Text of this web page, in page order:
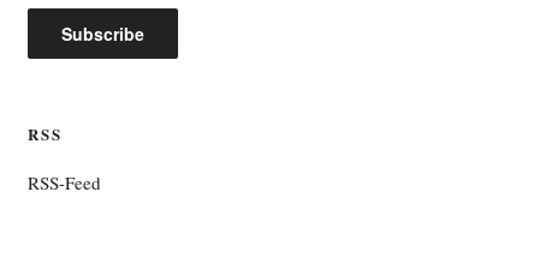
RSS
RSS-Feed